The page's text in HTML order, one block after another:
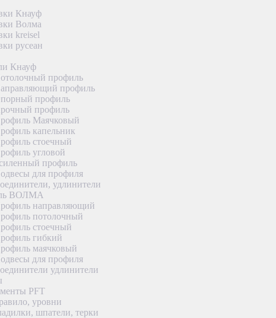
Кнауф
Волма
kreisel
русеан
Кнауф
профиль
профиль
профиль
профиль
Маячковый
капельник
стоечный
угловой
профиль
для профиля
удлинители
ВОЛМА
направляющий
потолочный
стоечный
гибкий
маячковый
для профиля
удлинители
PFT
уровни
шпатели, терки